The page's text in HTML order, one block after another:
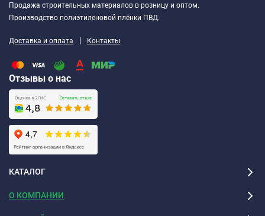
Лайт
Продажа строительных материалов в розницу и оптом.
Производство полиэтиленовой плёнки ПВД.
Доставка и оплата | Контакты
Отзывы о нас
КАТАЛОГ
О КОМПАНИИ